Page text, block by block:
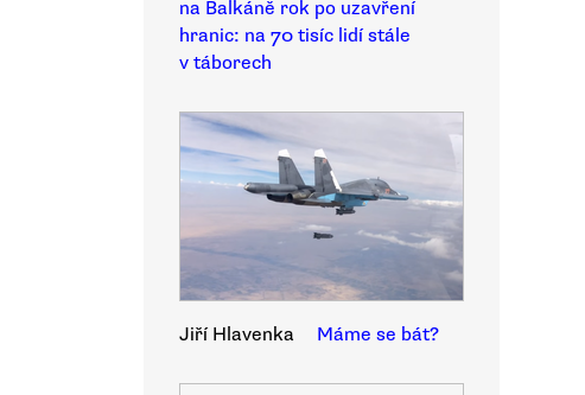
na Balkáně rok po uzavření
hranic: na 70 tisíc lidí stále
v táborech
Jiří Hlavenka Máme se bát?